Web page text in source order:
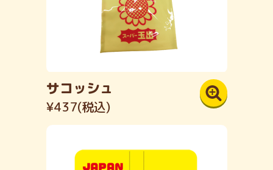
サコッシュ
¥437(税込)